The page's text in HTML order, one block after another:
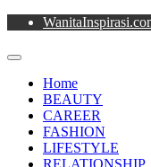
Skip
content
Primary
Home
BEAUTY
CAREER
FASHION
LIFESTYLE
RELATIONSHIP